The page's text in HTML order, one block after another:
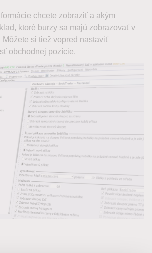
chcete zobraziť a akým
ktoré burzy sa majú zobrazovať v
Môžete si tiež vopred nastaviť
obchodnej pozície.